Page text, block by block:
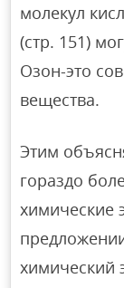
молекул
(стр. 151)
Озон-это
вещества.
Этим
гораздо
химические
химический